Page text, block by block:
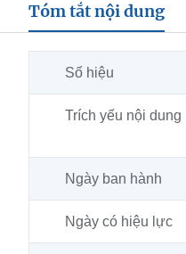
Tóm tắt nội dung
Số hiệu
Trích yếu nội dung
Ngày ban hành
Ngày có hiệu lực